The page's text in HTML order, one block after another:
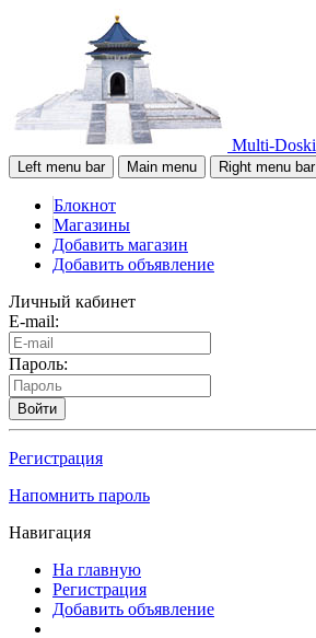
Multi-Doski
Left menu bar Main menu Right menu bar
Блокнот
Магазины
Добавить магазин
Добавить объявление
Личный кабинет
E-mail:
Пароль:
Войти
Регистрация
Напомнить пароль
Навигация
На главную
Регистрация
Добавить объявление